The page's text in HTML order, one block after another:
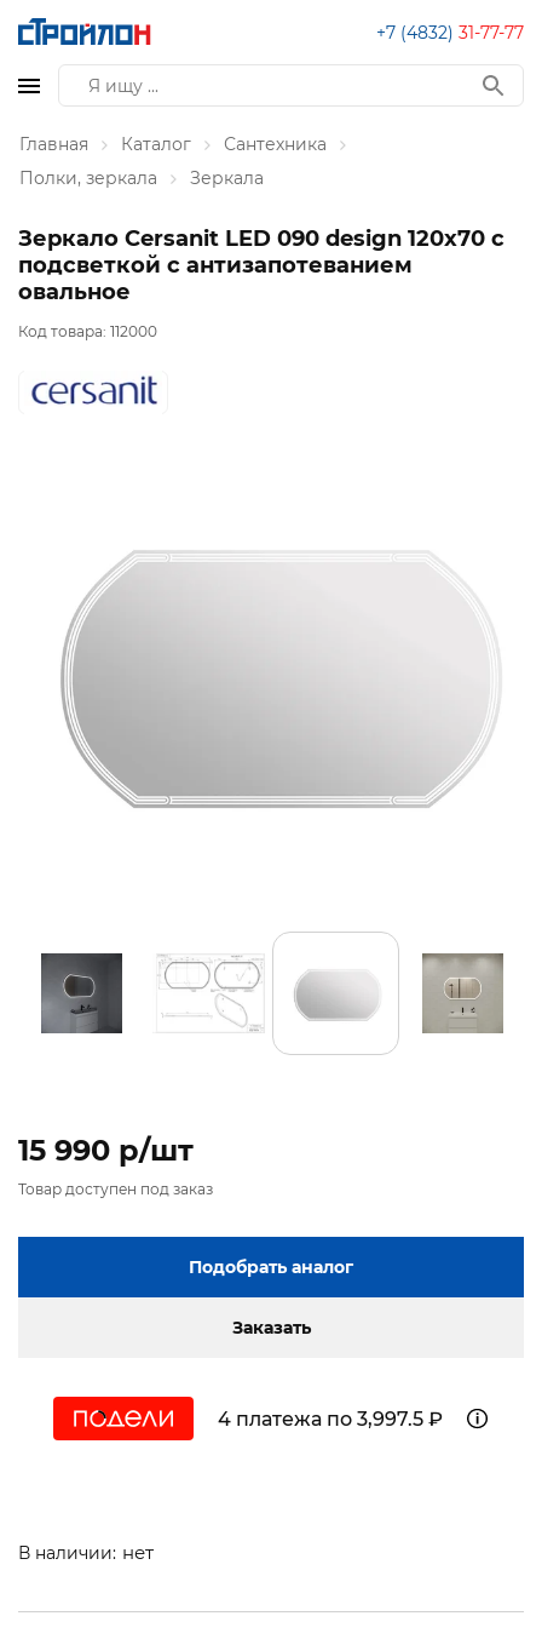
+7 (4832) 31-77-77
Главная Каталог
Сантехника
Полки, зеркала
Зеркала
Зеркало Cersanit LED 090 design 120x70 с
подсветкой с антизапотеванием
овальное
Код товара: 112000
15 990 p/шт
Товар доступен под заказ
Подобрать аналог
Заказать
4 платежа по 3,997.5 ₽
В наличии: нет